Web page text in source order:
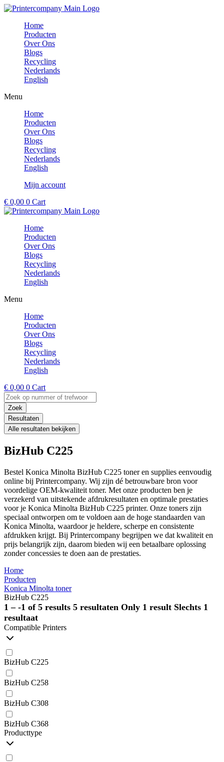
Ga
inhoud
Home
Producten
Over Ons
Blogs
Recycling
Nederlands
English
Menu
Home
Producten
Over Ons
Blogs
Recycling
Nederlands
English
Mijn account
€ 0,00 0 Cart
Home
Producten
Over Ons
Blogs
Recycling
Nederlands
English
Menu
Home
Producten
Over Ons
Blogs
Recycling
Nederlands
English
€ 0,00 0 Cart
Search
...Zoek
Resultaten
Alle resultaten bekijken
BizHub C225
Bestel Konica Minolta BizHub C225 toner en supplies eenvoudig
online bij Printercompany. Wij zijn dé betrouwbare bron voor
voordelige OEM-kwaliteit toner. Met onze producten ben je
verzekerd van uitstekende afdrukresultaten en optimale prestaties
voor je Konica Minolta BizHub C225 printer. Onze toners zijn
speciaal ontworpen om te voldoen aan de hoge standaarden van
Konica Minolta, waardoor je heldere, scherpe en consistente
afdrukken krijgt. Bij Printercompany begrijpen we dat kwaliteit en
prijs belangrijk zijn, daarom bieden wij een betaalbare oplossing
zonder concessies te doen aan de prestaties.
Home
Producten
Konica Minolta toner
BizHub C225
1 – -1 of 5 results 5 resultaten Only 1 result Slechts 1
resultaat
Compatible Printers
BizHub C225
BizHub C258
BizHub C308
BizHub C368
Producttype